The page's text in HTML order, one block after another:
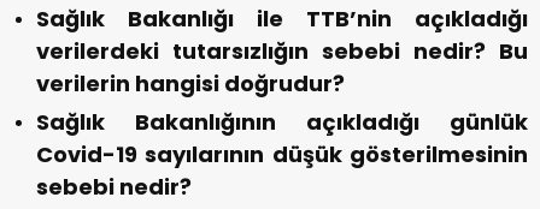
Sağlık Bakanlığı ile TTB’nin açıkladığı
verilerdeki tutarsızlığın sebebi nedir? Bu
verilerin hangisi doğrudur?
Sağlık Bakanlığının açıkladığı günlük
Covid-19 sayılarının düşük gösterilmesinin
sebebi nedir?